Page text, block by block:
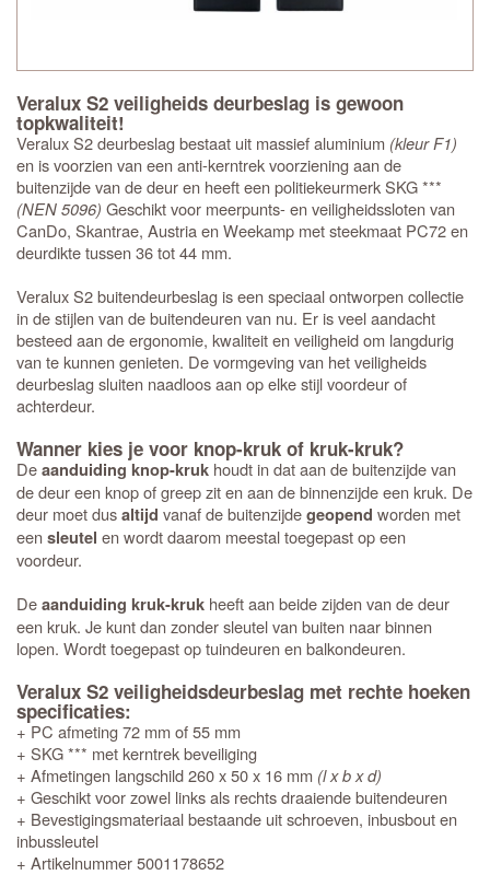
Veralux S2 veiligheids deurbeslag is gewoon
topkwaliteit!
Veralux S2 deurbeslag bestaat uit massief aluminium (kleur F1)
en is voorzien van een anti-kerntrek voorziening aan de
buitenzijde van de deur en heeft een politiekeurmerk SKG ***
(NEN 5096) Geschikt voor meerpunts- en veiligheidssloten van
CanDo, Skantrae, Austria en Weekamp met steekmaat PC72 en
deurdikte tussen 36 tot 44 mm.
Veralux S2 buitendeurbeslag is een speciaal ontworpen collectie
in de stijlen van de buitendeuren van nu. Er is veel aandacht
besteed aan de ergonomie, kwaliteit en veiligheid om langdurig
van te kunnen genieten. De vormgeving van het veiligheids
deurbeslag sluiten naadloos aan op elke stijl voordeur of
achterdeur.
Wanner kies je voor knop-kruk of kruk-kruk?
Deaanduiding knop-kruk houdt in dat aan de buitenzijde van
de deur een knop of greep zit en aan de binnenzijde een kruk. De
deur moet dusaltijd vanaf de buitenzijdegeopend worden met
eensleutel en wordt daarom meestal toegepast op een
voordeur.
Deaanduiding kruk-kruk heeft aan beide zijden van de deur
een kruk. Je kunt dan zonder sleutel van buiten naar binnen
lopen. Wordt toegepast op tuindeuren en balkondeuren.
Veralux S2 veiligheidsdeurbeslag met rechte hoeken
specificaties:
+ PC afmeting 72 mm of 55 mm
+ SKG *** met kerntrek beveiliging
+ Afmetingen langschild 260 x 50 x 16 mm (l x b x d)
+ Geschikt voor zowel links als rechts draaiende buitendeuren
+ Bevestigingsmateriaal bestaande uit schroeven, inbusbout en
inbussleutel
+ Artikelnummer 5001178652